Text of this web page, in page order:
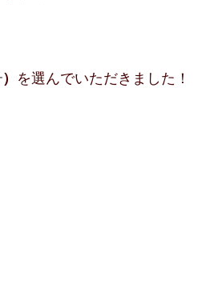
） を選んでいただきました！